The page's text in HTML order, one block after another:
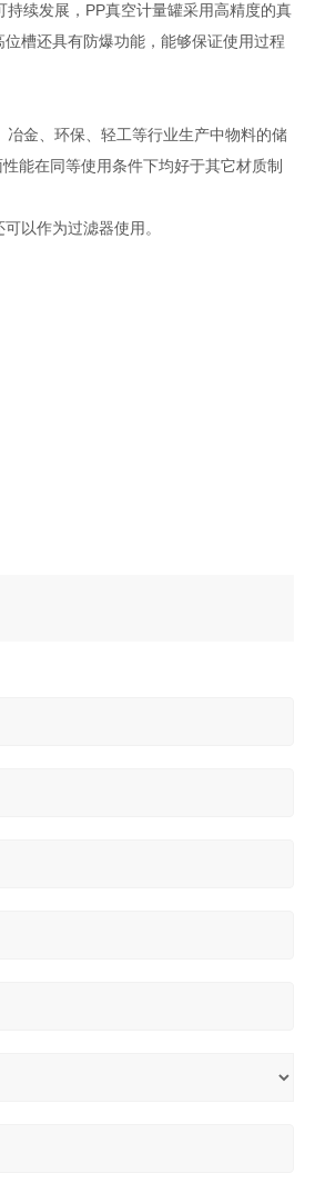
续发展，PP真空计量罐采用高精度的真
槽还具有防爆功能，能够保证使用过程
金、环保、轻工等行业生产中物料的储
能在同等使用条件下均好于其它材质制
以作为过滤器使用。